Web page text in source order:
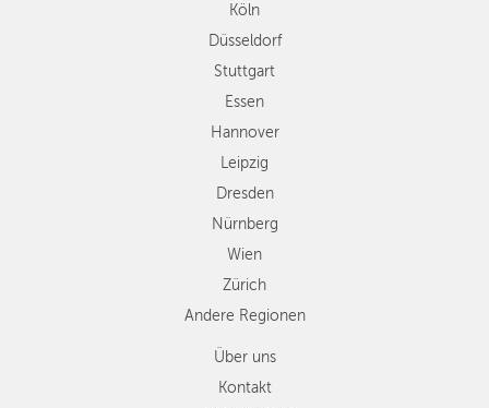
Nürnberg
Andere
Regionen
Köln
Düsseldorf
Stuttgart
Essen
Hannover
Leipzig
Dresden
Nürnberg
Wien
Zürich
Andere Regionen
Über uns
Kontakt